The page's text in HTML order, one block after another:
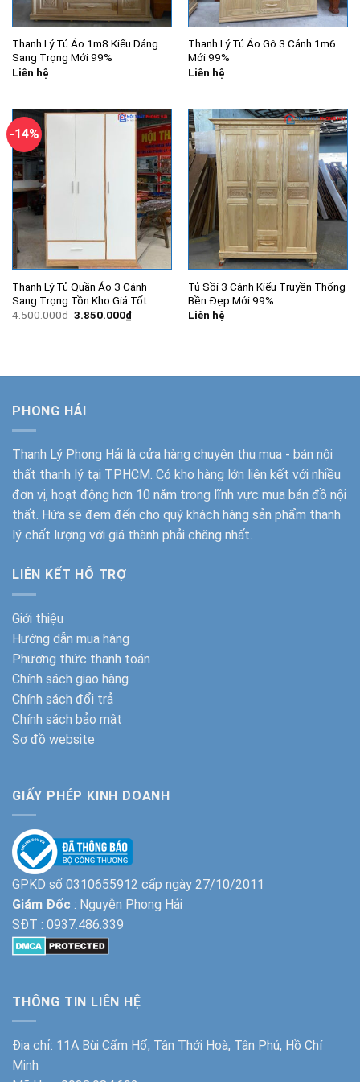
Thanh Lý Tủ Áo 1m8 Kiểu Dáng
Sang Trọng Mới 99%
Liên hệ
Thanh Lý Tủ Áo Gỗ 3 Cánh 1m6
Mới 99%
Liên hệ
-14%
Thanh Lý Tủ Quần Áo 3 Cánh
Sang Trọng Tồn Kho Giá Tốt
4.500.000₫ Giá
3.850.000₫Giá
hiện
Tủ Sồi 3 Cánh Kiểu Truyền Thống
Bền Đẹp Mới 99%
Liên hệ
PHONG HẢI
Thanh Lý Phong Hải là cửa hàng chuyên thu mua - bán nội
thất thanh lý tại TPHCM. Có kho hàng lớn liên kết với nhiều
đơn vị, hoạt động hơn 10 năm trong lĩnh vực mua bán đồ nội
thất. Hứa sẽ đem đến cho quý khách hàng sản phẩm thanh
lý chất lượng với giá thành phải chăng nhất.
LIÊN KẾT HỖ TRỢ
Giới thiệu
Hướng dẫn mua hàng
Phương thức thanh toán
Chính sách giao hàng
Chính sách đổi trả
Chính sách bảo mật
Sơ đồ website
GIẤY PHÉP KINH DOANH
GPKD số 0310655912 cấp ngày 27/10/2011
Giám Đốc : Nguyễn Phong Hải
SĐT : 0937.486.339
THÔNG TIN LIÊN HỆ
Địa chỉ: 11A Bùi Cẩm Hổ, Tân Thới Hoà, Tân Phú, Hồ Chí
Minh